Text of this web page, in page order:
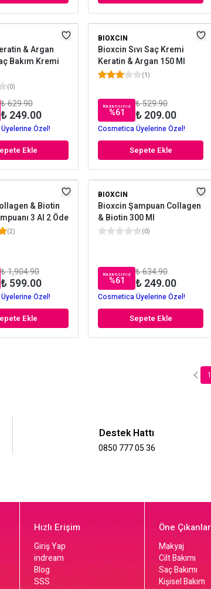
& Argan
Bakım Kremi
(0)
₺ 629.90
₺ 249.00
Özel!
Ekle
BIOXCIN
Bioxcin Sıvı Saç Kremi
Keratin & Argan 150 Ml
(1)
Kazancınız
%61
₺ 529.90
₺ 209.00
Cosmetica Üyelerine Özel!
Sepete Ekle
& Biotin
3 Al 2 Öde
(2)
₺ 1,904.90
₺ 599.00
Özel!
Ekle
BIOXCIN
Bioxcin Şampuan Collagen
& Biotin 300 Ml
(0)
Kazancınız
%61
₺ 634.90
₺ 249.00
Cosmetica Üyelerine Özel!
Sepete Ekle
1
Destek Hattı
0850 777 05 36
Hızlı Erişim
Giriş Yap
indream
Blog
SSS
Öne Çıkanlar
Makyaj
Cilt Bakımı
Saç Bakımı
Kişisel Bakım